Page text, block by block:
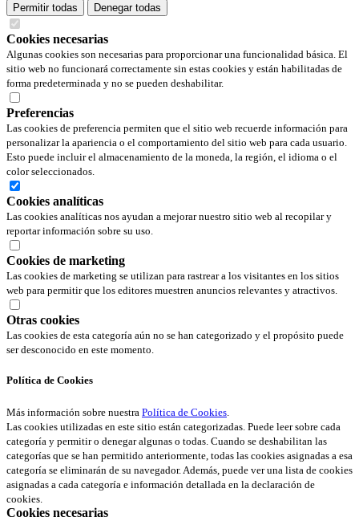
Permitir todas
Denegar todas
Cookies necesarias
Algunas cookies son necesarias para proporcionar una funcionalidad básica. El
sitio web no funcionará correctamente sin estas cookies y están habilitadas de
forma predeterminada y no se pueden deshabilitar.
Preferencias
Las cookies de preferencia permiten que el sitio web recuerde información para
personalizar la apariencia o el comportamiento del sitio web para cada usuario.
Esto puede incluir el almacenamiento de la moneda, la región, el idioma o el
color seleccionados.
Cookies analíticas
Las cookies analíticas nos ayudan a mejorar nuestro sitio web al recopilar y
reportar información sobre su uso.
Cookies de marketing
Las cookies de marketing se utilizan para rastrear a los visitantes en los sitios
web para permitir que los editores muestren anuncios relevantes y atractivos.
Otras cookies
Las cookies de esta categoría aún no se han categorizado y el propósito puede
ser desconocido en este momento.
Política de Cookies
Más información sobre nuestra Política de Cookies.
Las cookies utilizadas en este sitio están categorizadas. Puede leer sobre cada
categoría y permitir o denegar algunas o todas. Cuando se deshabilitan las
categorías que se han permitido anteriormente, todas las cookies asignadas a esa
categoría se eliminarán de su navegador. Además, puede ver una lista de cookies
asignadas a cada categoría e información detallada en la declaración de
cookies.
Cookies necesarias